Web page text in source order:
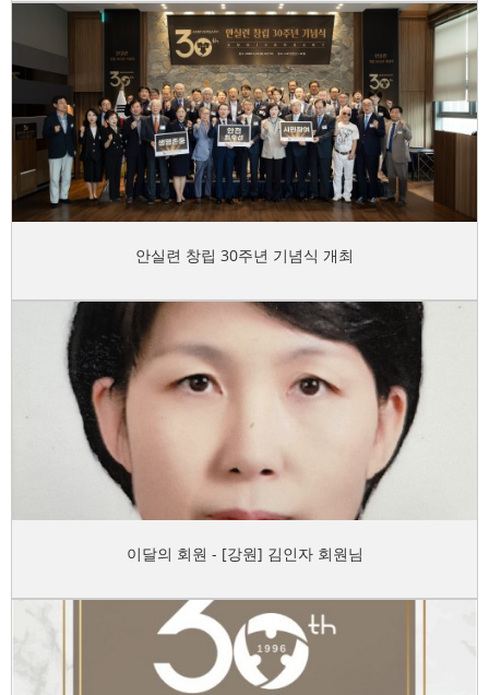
안실련 창립 30주년 기념식 개최
이달의 회원 - [강원] 김인자 회원님